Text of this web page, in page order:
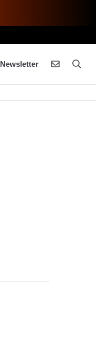
Newsletter